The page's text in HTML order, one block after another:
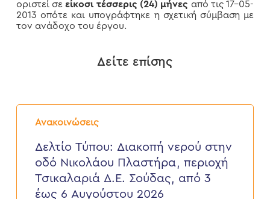
οριστεί σεείκοσι τέσσερις (24) μήνες από τις 17-05-
2013 οπότε και υπογράφτηκε η σχετική σύμβαση με
τον ανάδοχο του έργου.
Δείτε επίσης
Ανακοινώσεις
Δελτίο
Τύπου:
νερού
στην
Νικολάου
Πλαστήρα,
περιοχή
Δελτίο Τύπου: Διακοπή νερού στην
οδό Νικολάου Πλαστήρα, περιοχή
Τσικαλαριά Δ.Ε. Σούδας, από 3
έως 6 Αυγούστου 2026